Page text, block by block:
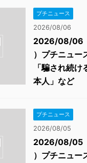
プチニュース
2026/08/06
2026/08/06
）プチニュー
「騙され続け
本人」など
プチニュース
2026/08/05
2026/08/05
）プチニュー